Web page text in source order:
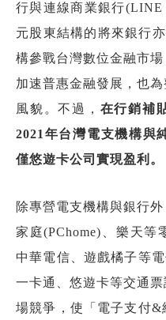
行與連線商業銀行(LINE
元股東結構的將來銀行
構參戰台灣數位金融市
加速普惠金融發展，也
風貌。不過， 在行銷補
2021 年台灣電支機構與
僅悠遊卡公司實現盈利。
除專營電支機構與銀行
家庭(PChome)、樂天等
中華電信、遊戲橘子等
一卡通、悠遊卡等交通
場競爭，使「電子支付&